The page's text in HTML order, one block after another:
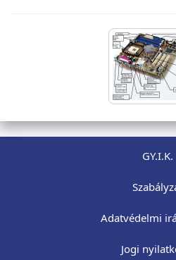
GY.I.K.
Adatvédelmi
Jogi